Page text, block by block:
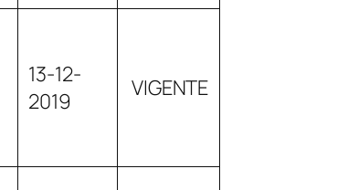
13-12-
2019
VIGENTE